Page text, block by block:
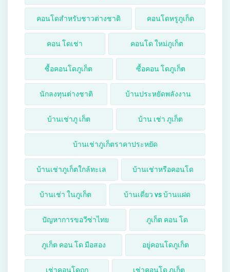
คอนโดสำหรับชาวต่างชาติ คอนโดหรูภูเก็ต
คอน โดเช่า คอนโด ใหม่ภูเก็ต
ซื้อคอนโดภูเก็ต ซื้อคอน โดภูเก็ต
นักลงทุนต่างชาติ บ้านประหยัดพลังงาน
บ้านเช่าภู เก็ต บ้าน เช่า ภูเก็ต
บ้านเช่าภูเก็ตราคาประหยัด
บ้านเช่าภูเก็ตใกล้ทะเล บ้านเช่าหรือคอนโด
บ้านเช่า ในภูเก็ต บ้านเดี่ยว vs บ้านแฝด
ปัญหาการขอวีซ่าไทย ภูเก็ต คอน โด
ภูเก็ต คอน โด มือสอง อยู่คอนโดภูเก็ต
เช่าคอนโดถูก เช่าคอนโด ภูเก็ต